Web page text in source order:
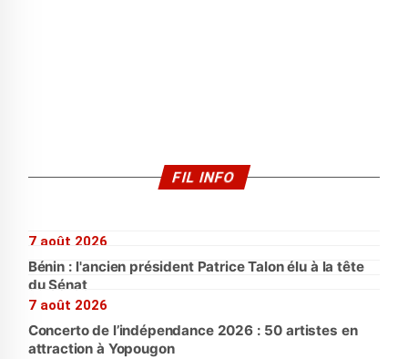
FIL INFO
7 août 2026
Bénin : l'ancien président Patrice Talon élu à la tête
du Sénat
7 août 2026
Concerto de l’indépendance 2026 : 50 artistes en
attraction à Yopougon